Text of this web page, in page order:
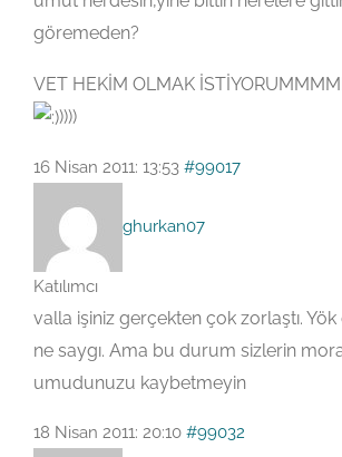
göremeden?
VET HEKİM OLMAK
))))
16 Nisan 2011: 13:53 #99017
ghurkan07
Katılımcı
valla işiniz gerçekten çok zorlaştı. Yök
ne saygı. Ama bu durum sizlerin
umudunuzu kaybetmeyin
18 Nisan 2011: 20:10 #99032